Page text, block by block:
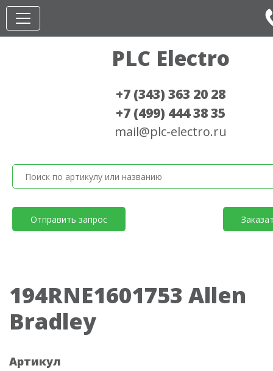
PLC Electro
+7 (343) 363 20 28
+7 (499) 444 38 35
mail@plc-electro.ru
Отправить запрос
194RNE1601753 Allen
Bradley
Артикул